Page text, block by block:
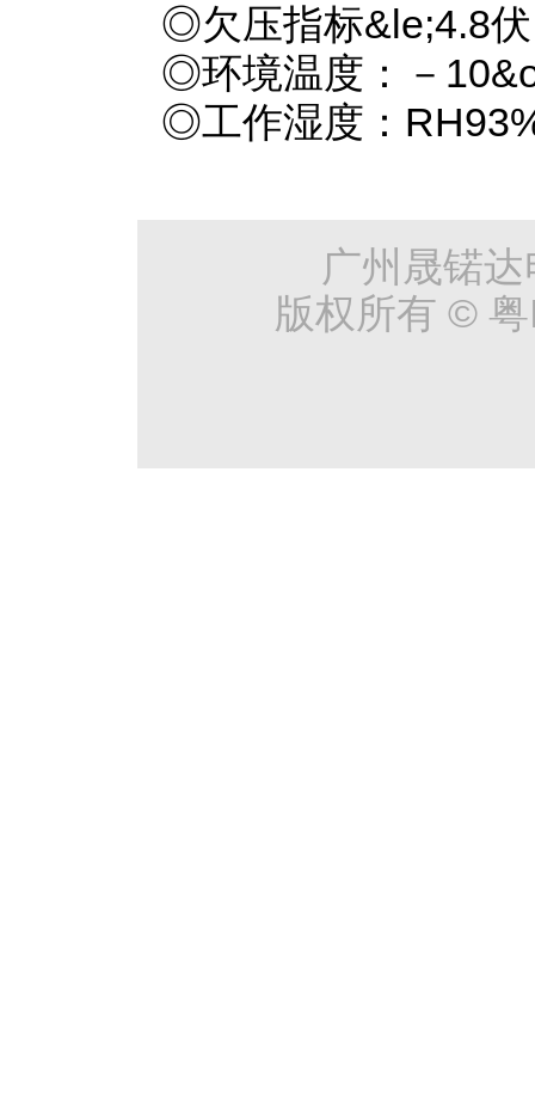
◎欠压指标&le;4.8伏
◎环境温度：－
◎工作湿度：
广州晟锘
版权所有 ©